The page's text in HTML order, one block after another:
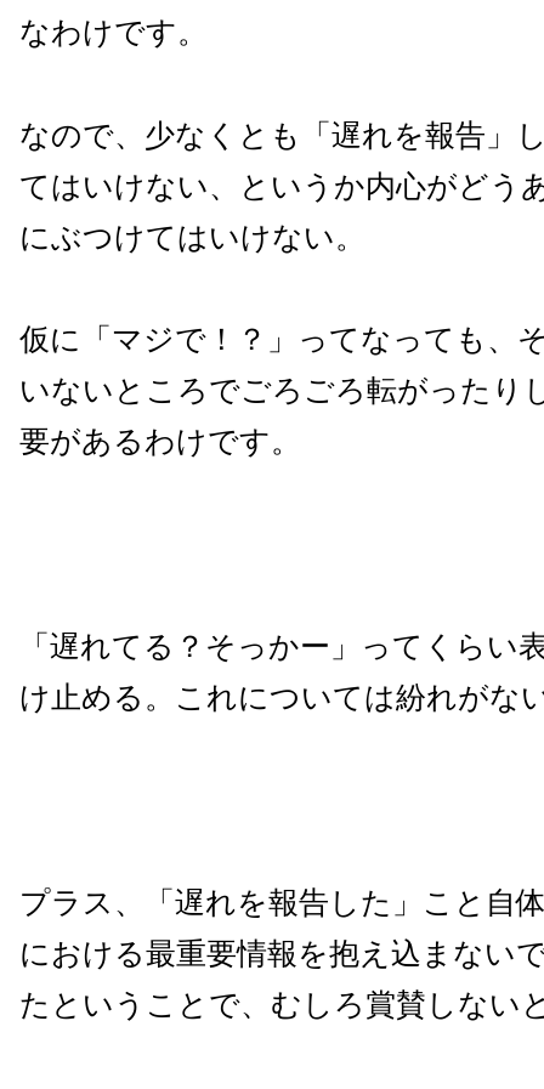
なわけです。
なので、少なくとも「遅れを報告」
てはいけない、というか内心がどう
にぶつけてはいけない。
仮に「マジで！？」ってなっても、
いないところでごろごろ転がったり
要があるわけです。
「遅れてる？そっかー」ってくらい
け止める。これについては紛れがな
プラス、「遅れを報告した」こと自
における最重要情報を抱え込まない
たということで、むしろ賞賛しない